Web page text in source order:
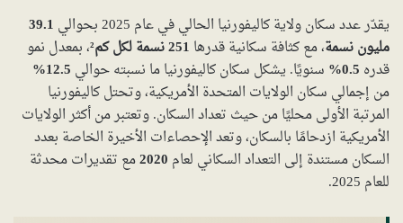
يقدّر عدد سكان ولاية كاليفورنيا الحالي في عام 2025 بحوالي
39.1
مليون نسمة، مع كثافة سكانية قدرها 251 نسمة لكل كم²
، بمعدل نمو
قدره 0.5% سنويًا. يشكل سكان كاليفورنيا ما نسبته حوالي 12.5%
من إجمالي سكان الولايات المتحدة الأمريكية، وتحتل كاليفورنيا
المرتبة الأولى محليًا من حيث تعداد السكان. وتعتبر من أكثر الولايات
الأمريكية ازدحامًا بالسكان، وتعد الإحصاءات الأخيرة الخاصة بعدد
السكان مستندة إلى التعداد السكاني لعام 2020مع تقديرات محدثة
للعام 2025.